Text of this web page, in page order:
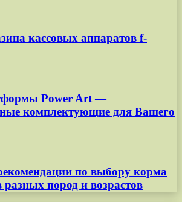
кассовых аппаратов f-
Power Art —
комплектующие для Вашего
по выбору корма
пород и возрастов